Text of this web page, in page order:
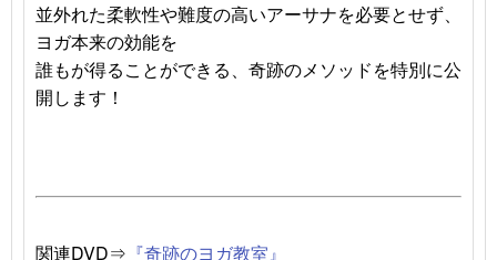
並外れた柔軟性や難度の高いアーサナを必要とせず、
ヨガ本来の効能を
誰もが得ることができる、奇跡のメソッドを特別に公
開します！
関連DVD⇒ 『奇跡のヨガ教室』